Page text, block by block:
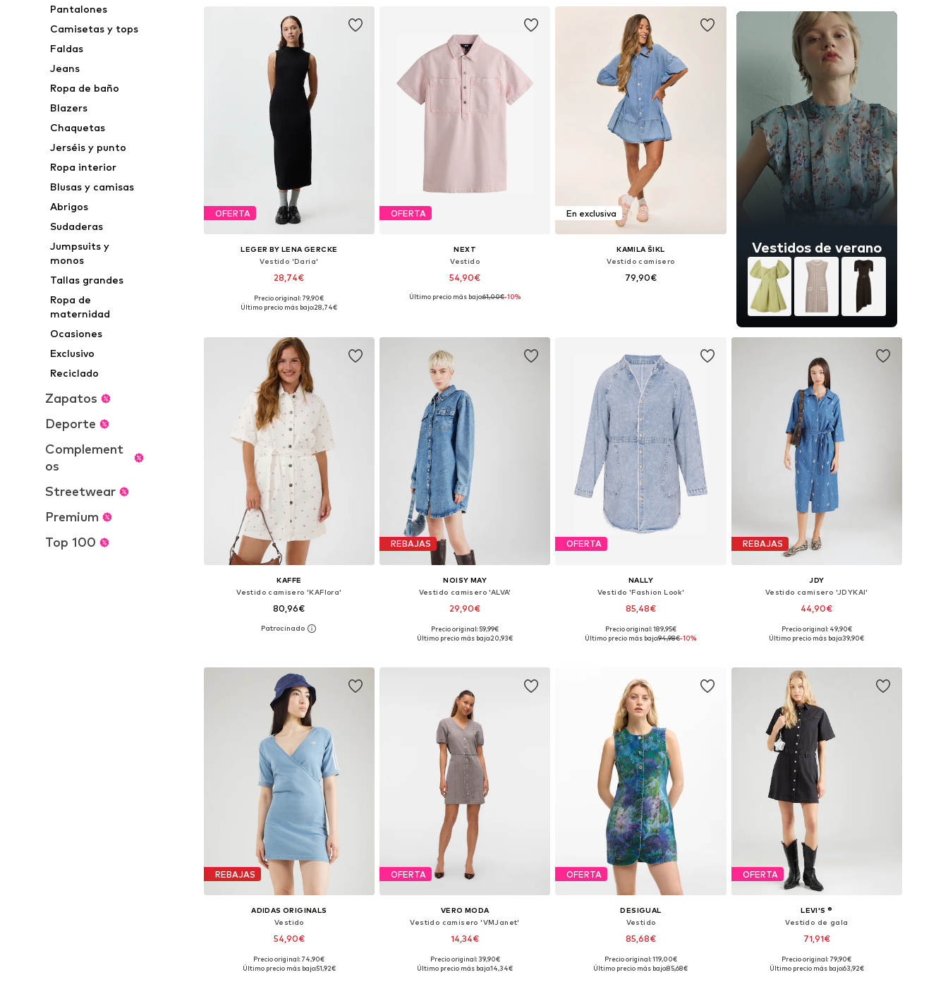
Pantalones
Camisetas y tops
Faldas
Jeans
Ropa de baño
Blazers
Chaquetas
Jerséis y punto
Ropa interior
Blusas y camisas
Abrigos
Sudaderas
Jumpsuits y
monos
Tallas grandes
Ropa de
maternidad
Ocasiones
Exclusivo
Reciclado
Zapatos
Deporte
Complement
os
Streetwear
Premium
Top 100
OFERTA
LEGER BY LENA GERCKE
Vestido 'Daria'
28,74€
Tallas disponibles: 36, 38, 40, 42
Precio original: 79,90€
Último precio más bajo:28,74€
OFERTA
NEXT
Vestido
54,90€
Disponible en muchas tallas
Último precio más bajo:61,00€-10%
En exclusiva
KAMILA ŠIKL
Vestido camisero
79,90€
Vestidos de verano
KAFFE
Vestido camisero 'KAFlora'
80,96€
Disponible en muchas tallas
REBAJAS
NOISY MAY
Vestido camisero 'ALVA'
29,90€
Tallas disponibles: 36, 38, 40, 42
Precio original: 59,99€
Último precio más bajo:20,93€
OFERTA
NALLY
Vestido 'Fashion Look'
85,48€
Tallas disponibles: 38, 40, 42, 44
Precio original: 189,95€
Último precio más bajo:94,98€-10%
REBAJAS
JDY
Vestido camisero 'JDYKAI'
44,90€
Tallas disponibles: 36, 38, 40
Precio original: 49,90€
Último precio más bajo:39,90€
REBAJAS
ADIDAS ORIGINALS
Vestido
54,90€
Tallas disponibles: 32-34, 36-38, 40-42
Precio original: 74,90€
Último precio más bajo:51,92€
OFERTA
VERO MODA
Vestido camisero 'VMJanet'
14,34€
Tallas disponibles: 36, 38, 40, 44
Precio original: 39,90€
Último precio más bajo:14,34€
OFERTA
DESIGUAL
Vestido
85,68€
Tallas disponibles: 36, 38, 40, 42, 44
Precio original: 119,00€
Último precio más bajo:85,68€
OFERTA
LEVI'S ®
Vestido de gala
71,91€
Tallas disponibles: 36, 38, 40, 42
Precio original: 79,90€
Último precio más bajo:63,92€